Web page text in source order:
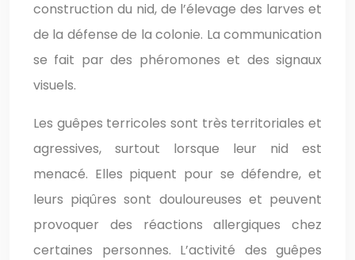
construction du nid, de l’élevage des larves et
de la défense de la colonie. La communication
se fait par des phéromones et des signaux
visuels.
Les guêpes terricoles sont très territoriales et
agressives, surtout lorsque leur nid est
menacé. Elles piquent pour se défendre, et
leurs piqûres sont douloureuses et peuvent
provoquer des réactions allergiques chez
certaines personnes. L’activité des guêpes